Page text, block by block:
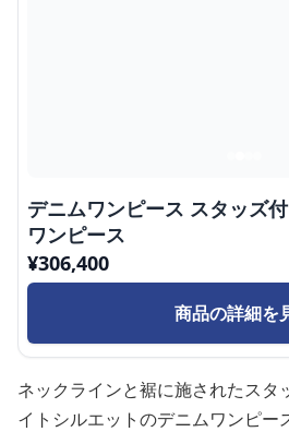
デニムワンピース スタッズ
ワンピース
¥306,400
商品の詳細を
ネックラインと裾に施されたスタ
イトシルエットのデニムワンピー